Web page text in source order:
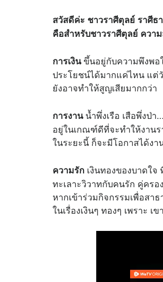
สวัสดีค่ะ ชาวราศีตุลย์ ราศี
คือสำหรับชาวราศีตุลย์ ควา
การเงินขึ้นอยู่กับความพึงพอ
ประโยชน์ได้มากแค่ไหน แต่
ยังอาจทำให้สูญเสียมากกว่า
การงานน้ำพึ่งเรือ เสือพึ่งป่
อยู่ในเกณฑ์ดีที่จะทำให้งานร
ในระยะนี้ ก็จะมีโอกาสได้งา
ความรัก เงินทองของบาดใ
ทะเลาะวิวาทกับคนรัก คู่คร
หากเข้าร่วมกิจกรรมเพื่อสา
ในเรื่องเงินๆ ทองๆ เพราะ